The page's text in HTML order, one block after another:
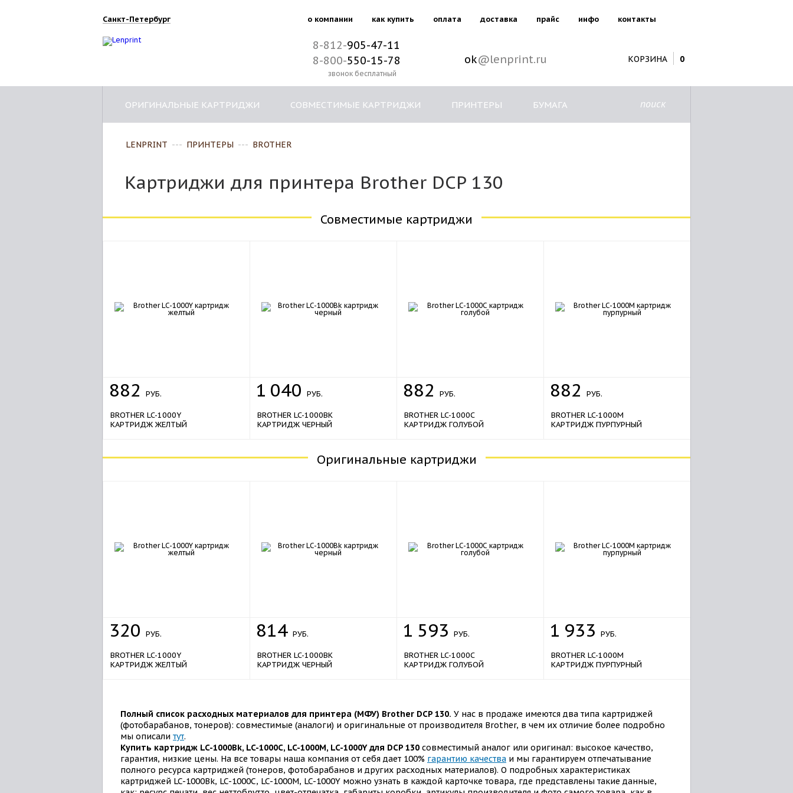
о компании как купить оплата доставка прайс инфо контакты
Санкт-Петербург
8-812-905-47-11
8-800-550-15-78
звонок бесплатный
ok@lenprint.ru КОРЗИНА 0
поиск
ОРИГИНАЛЬНЫЕ КАРТРИДЖИ СОВМЕСТИМЫЕ КАРТРИДЖИ ПРИНТЕРЫ БУМАГА
LENPRINT --- ПРИНТЕРЫ --- BROTHER
Картриджи для принтера Brother DCP 130
Совместимые картриджи
882 РУБ.
BROTHER LC-1000Y
КАРТРИДЖ ЖЕЛТЫЙ
1 040 РУБ.
BROTHER LC-1000BK
КАРТРИДЖ ЧЕРНЫЙ
882 РУБ.
BROTHER LC-1000C
КАРТРИДЖ ГОЛУБОЙ
882 РУБ.
BROTHER LC-1000M
КАРТРИДЖ ПУРПУРНЫЙ
Оригинальные картриджи
320 РУБ.
BROTHER LC-1000Y
КАРТРИДЖ ЖЕЛТЫЙ
814 РУБ.
BROTHER LC-1000BK
КАРТРИДЖ ЧЕРНЫЙ
1 593 РУБ.
BROTHER LC-1000C
КАРТРИДЖ ГОЛУБОЙ
1 933 РУБ.
BROTHER LC-1000M
КАРТРИДЖ ПУРПУРНЫЙ
Полный список расходных материалов для принтера (МФУ) Brother DCP 130. У нас в продаже имеются два типа картриджей
(фотобарабанов, тонеров): совместимые (аналоги) и оригинальные от производителя Brother, в чем их отличие более подробно
мы описали тут.
Купить картридж LC-1000Bk, LC-1000C, LC-1000M, LC-1000Y для DCP 130 совместимый аналог или оригинал: высокое качество,
гарантия, низкие цены. На все товары наша компания от себя дает 100% гарантию качества и мы гарантируем отпечатывание
полного ресурса картриджей (тонеров, фотобарабанов и других расходных материалов). О подробных характеристиках
картриджей LC-1000Bk, LC-1000C, LC-1000M, LC-1000Y можно узнать в каждой карточке товара, где представлены такие данные,